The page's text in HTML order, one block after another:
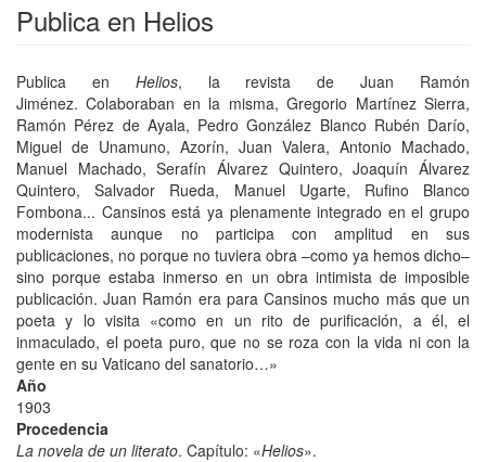
Publica en Helios
Publica en Helios, la revista de Juan Ramón
Jiménez. Colaboraban en la misma, Gregorio Martínez Sierra,
Ramón Pérez de Ayala, Pedro González Blanco Rubén Darío,
Miguel de Unamuno, Azorín, Juan Valera, Antonio Machado,
Manuel Machado, Serafín Álvarez Quintero, Joaquín Álvarez
Quintero, Salvador Rueda, Manuel Ugarte, Rufino Blanco
Fombona... Cansinos está ya plenamente integrado en el grupo
modernista aunque no participa con amplitud en sus
publicaciones, no porque no tuviera obra –como ya hemos dicho–
sino porque estaba inmerso en un obra intimista de imposible
publicación. Juan Ramón era para Cansinos mucho más que un
poeta y lo visita «como en un rito de purificación, a él, el
inmaculado, el poeta puro, que no se roza con la vida ni con la
gente en su Vaticano del sanatorio…»
Año
1903
Procedencia
La novela de un literato. Capítulo: «Helios».